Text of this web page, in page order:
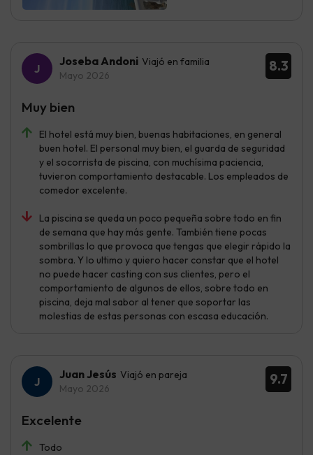
8.3
Joseba Andoni Viajó en familia
Mayo 2026
El hotel está muy bien, buenas habitaciones, en general
buen hotel. El personal muy bien, el guarda de seguridad
y el socorrista de piscina, con muchísima paciencia,
tuvieron comportamiento destacable. Los empleados de
comedor excelente.
La piscina se queda un poco pequeña sobre todo en fin
de semana que hay más gente. También tiene pocas
sombrillas lo que provoca que tengas que elegir rápido la
sombra. Y lo ultimo y quiero hacer constar que el hotel
no puede hacer casting con sus clientes, pero el
comportamiento de algunos de ellos, sobre todo en
piscina, deja mal sabor al tener que soportar las
molestias de estas personas con escasa educación.
Muy bien
9.7
Juan Jesús Viajó en pareja
Mayo 2026
Todo
Excelente